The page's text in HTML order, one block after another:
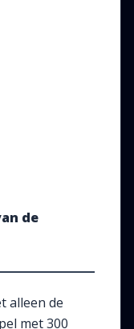
de
alleen de
met 300